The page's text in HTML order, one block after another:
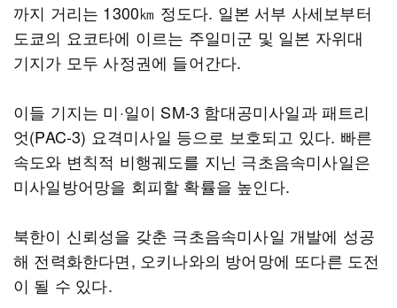
까지 거리는 1300㎞ 정도다. 일본 서부 사세보부터
도쿄의 요코타에 이르는 주일미군 및 일본 자위대
기지가 모두 사정권에 들어간다.
이들 기지는 미·일이 SM-3 함대공미사일과 패트리
엇(PAC-3) 요격미사일 등으로 보호되고 있다. 빠른
속도와 변칙적 비행궤도를 지닌 극초음속미사일은
미사일방어망을 회피할 확률을 높인다.
북한이 신뢰성을 갖춘 극초음속미사일 개발에 성공
해 전력화한다면, 오키나와의 방어망에 또다른 도전
이 될 수 있다.